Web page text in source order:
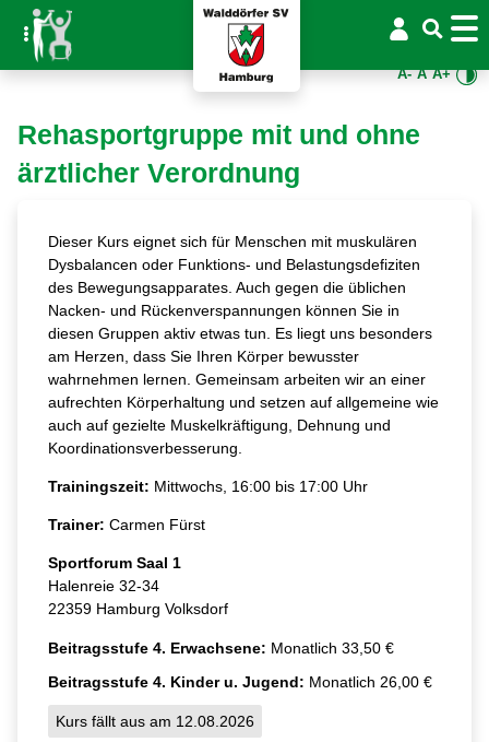
A- A A+
Rehasportgruppe mit und ohne
ärztlicher Verordnung
Dieser Kurs eignet sich für Menschen mit muskulären
Dysbalancen oder Funktions- und Belastungsdefiziten
des Bewegungsapparates. Auch gegen die üblichen
Nacken- und Rückenverspannungen können Sie in
diesen Gruppen aktiv etwas tun. Es liegt uns besonders
am Herzen, dass Sie Ihren Körper bewusster
wahrnehmen lernen. Gemeinsam arbeiten wir an einer
aufrechten Körperhaltung und setzen auf allgemeine wie
auch auf gezielte Muskelkräftigung, Dehnung und
Koordinationsverbesserung.
Trainingszeit: Mittwochs, 16:00 bis 17:00 Uhr
Trainer: Carmen Fürst
Sportforum Saal 1
Halenreie 32-34
22359 Hamburg Volksdorf
Beitragsstufe 4. Erwachsene: Monatlich 33,50 €
Beitragsstufe 4. Kinder u. Jugend: Monatlich 26,00 €
Kurs fällt aus am 12.08.2026